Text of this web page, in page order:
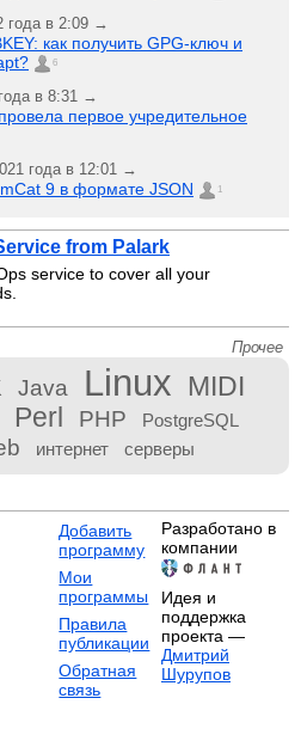
года в 2:09 →
как получить GPG-ключ и
6
в 8:31 →
первое учредительное
года в 12:01 →
9 в формате JSON 1
from Palark
service to cover all your
Прочее
Java Linux
MIDI
Perl PHP
PostgreSQL
интернет серверы
Добавить
программу
Мои
программы
Правила
публикации
Обратная
связь
Разработано в
компании
Идея и
поддержка
проекта —
Дмитрий
Шурупов